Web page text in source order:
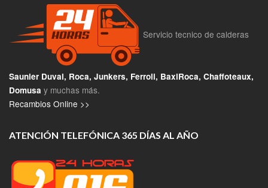
Servicio tecnico de calderas
Saunier Duval, Roca, Junkers, Ferroli, BaxiRoca, Chaffoteaux,
Domusa y muchas más.
Recambios Online >>
ATENCIÓN TELEFÓNICA 365 DÍAS AL AÑO